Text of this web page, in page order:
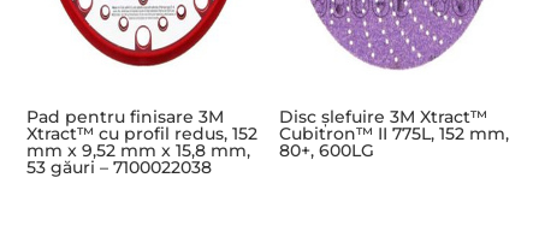
Pad pentru finisare 3M
Xtract™ cu profil redus, 152
mm x 9,52 mm x 15,8 mm,
53 găuri – 7100022038
Disc șlefuire 3M Xtract™
Cubitron™ II 775L, 152 mm,
80+, 600LG